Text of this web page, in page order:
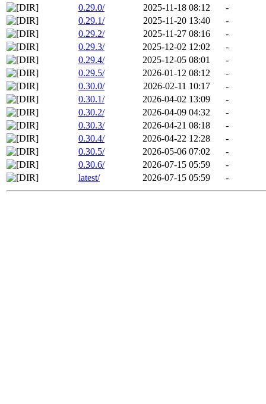
0.29.0/
2025-11-18 08:12
-
0.29.1/
2025-11-20 13:40
-
0.29.2/
2025-11-27 08:16
-
0.29.3/
2025-12-02 12:02
-
0.29.4/
2025-12-05 08:01
-
0.29.5/
2026-01-12 08:12
-
0.30.0/
2026-02-11 10:17
-
0.30.1/
2026-04-02 13:09
-
0.30.2/
2026-04-09 04:32
-
0.30.3/
2026-04-21 08:18
-
0.30.4/
2026-04-22 12:28
-
0.30.5/
2026-05-06 07:02
-
0.30.6/
2026-07-15 05:59
-
latest/
2026-07-15 05:59 -